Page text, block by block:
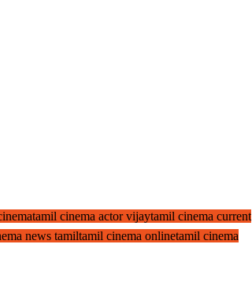
tamil cinema actor vijaytamil cinema current
news tamiltamil cinema onlinetamil cinema